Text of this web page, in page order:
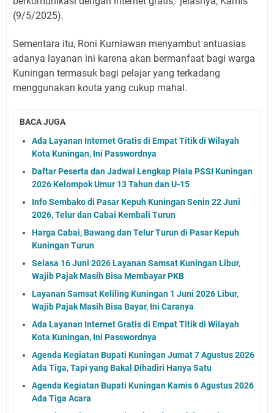
(9/5/2025).
Sementara itu, Roni Kurniawan menyambut antuasias
adanya layanan ini karena akan bermanfaat bagi warga
Kuningan termasuk bagi pelajar yang terkadang
menggunakan kouta yang cukup mahal.
BACA JUGA
Ada Layanan Internet Gratis di Empat Titik di Wilayah
Kota Kuningan, Ini Passwordnya
Daftar Peserta dan Jadwal Lengkap Piala PSSI Kuningan
2026 Kelompok Umur 13 Tahun dan U-15
Info Sembako di Pasar Kepuh Kuningan Senin 22 Juni
2026, Telur dan Cabai Kembali Turun
Harga Cabai, Bawang dan Telur Turun di Pasar Kepuh
Kuningan Turun
Selasa 16 Juni 2026 Layanan Samsat Kuningan Libur,
Wajib Pajak Masih Bisa Membayar PKB
Layanan Samsat Keliling Kuningan 1 Juni 2026 Libur,
Wajib Pajak Masih Bisa Bayar, Ini Caranya
Ada Layanan Internet Gratis di Empat Titik di Wilayah
Kota Kuningan, Ini Passwordnya
Agenda Kegiatan Bupati Kuningan Jumat 7 Agustus 2026
Ada Tiga, Tapi yang Bakal Dihadiri Hanya Satu
Agenda Kegiatan Bupati Kuningan Kamis 6 Agustus 2026
Ada Tiga Acara